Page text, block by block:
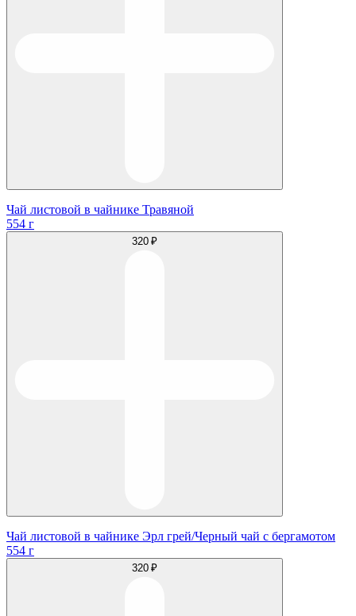
Чай листовой в чайнике Травяной
554 г
320 ₽
Чай листовой в чайнике Эрл грей/Черный чай с бергамотом
554 г
320 ₽